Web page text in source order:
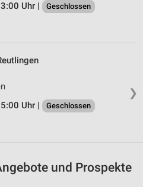
Uhr |
Geschlossen
❯
Uhr |
Geschlossen
und Prospekte
Statistiken oder
verschiedenen
der Angebote